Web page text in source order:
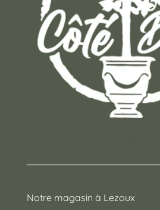
Notre magasin à Lezoux